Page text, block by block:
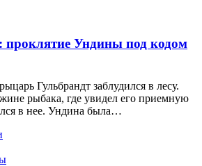
проклятие Ундины под кодом
Гульбрандт заблудился в лесу.
рыбака, где увидел его приемную
в нее. Ундина была…